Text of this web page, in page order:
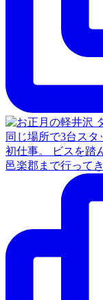
初仕事。 ビスを踏
邑楽郡まで行って